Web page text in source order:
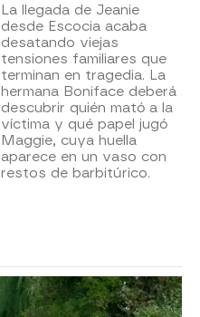
La llegada de Jeanie
desde Escocia acaba
desatando viejas
tensiones familiares que
terminan en tragedia. La
hermana Boniface deberá
descubrir quién mató a la
víctima y qué papel jugó
Maggie, cuya huella
aparece en un vaso con
restos de barbitúrico.